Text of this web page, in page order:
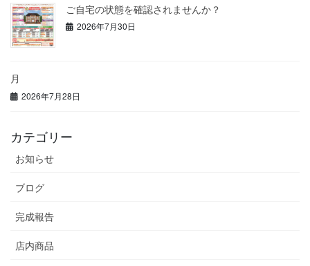
ご自宅の状態を確認されませんか？
2026年7月30日
月
2026年7月28日
カテゴリー
お知らせ
ブログ
完成報告
店内商品